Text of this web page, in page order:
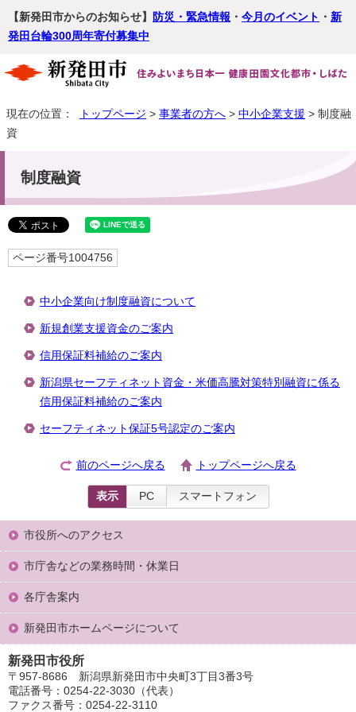
【新発田市からのお知らせ】 防災・緊急情報 ・ 今月のイベント ・ 新
発田台輪300周年寄付募集中
現在の位置： トップページ > 事業者の方へ > 中小企業支援 > 制度融
資
制度融資
ページ番号1004756
中小企業向け制度融資について
新規創業支援資金のご案内
信用保証料補給のご案内
新潟県セーフティネット資金・米価高騰対策特別融資に係る
信用保証料補給のご案内
セーフティネット保証5号認定のご案内
前のページへ戻る トップページへ戻る
表示 PC スマートフォン
市役所へのアクセス
市庁舎などの業務時間・休業日
各庁舎案内
新発田市ホームページについて
新発田市役所
〒957-8686 新潟県新発田市中央町3丁目3番3号
電話番号：0254-22-3030（代表）
ファクス番号：0254-22-3110